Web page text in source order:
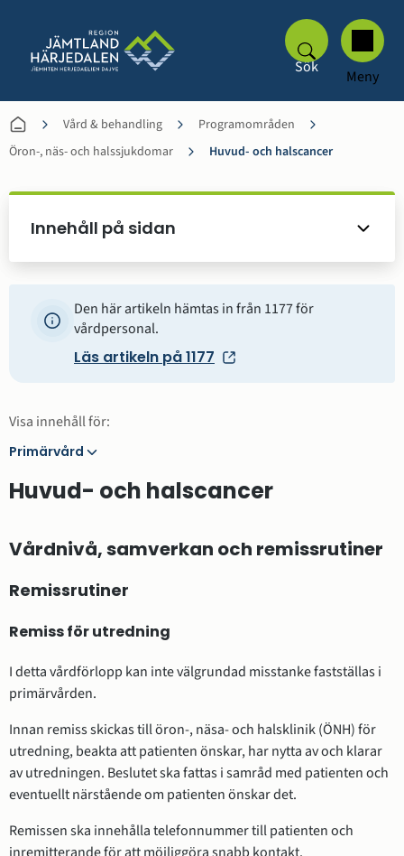
Sök Meny
Vård & behandling
Programområden
Öron-, näs- och halssjukdomar
Huvud- och halscancer
Innehåll på sidan
Den här artikeln hämtas in från 1177 för
vårdpersonal.
Läs artikeln på 1177
Visa innehåll för:
Primärvård
Primärvård
Huvud- och halscancer
Vårdnivå, samverkan och remissrutiner
Remissrutiner
Remiss för utredning
I detta vårdförlopp kan inte välgrundad misstanke fastställas i
primärvården.
Innan remiss skickas till öron-, näsa- och halsklinik (ÖNH) för
utredning, beakta att patienten önskar, har nytta av och klarar
av utredningen. Beslutet ska fattas i samråd med patienten och
eventuellt närstående om patienten önskar det.
Remissen ska innehålla telefonnummer till patienten och